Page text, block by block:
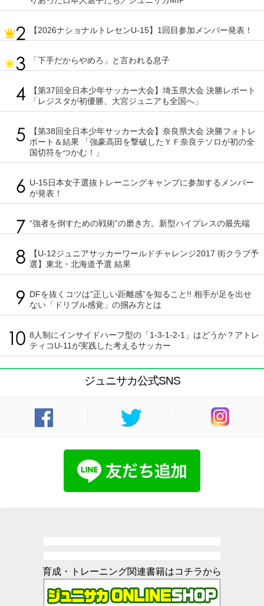
【2026ナショナルトレセンU-15】1回目参加メンバー発表！
「下手だからやめろ」と言われる息子
【第37回全日本少年サッカー大会】埼玉県大会 決勝レポート
「レジスタが初優勝、大宮ジュニアも全国へ」
【第38回全日本少年サッカー大会】奈良県大会 決勝フォトレ
ポート＆結果 「強豪高田を撃破したＹＦ奈良テソロが初の全
国切符をつかむ！」
U-15日本女子選抜トレーニングキャンプに参加するメンバー
が発表！
“強者を倒すための戦術”の磨き方。新型ハイプレスの最先端
【U-12ジュニアサッカーワールドチャレンジ2017 街クラブ予
選】東北・北海道予選 結果
DFを抜くコツは”正しい距離感”を知ること!! 相手が足を出せ
ない「ドリブル感覚」の掴み方とは
8人制にインサイドハーフ型の「1-3-1-2-1」はどうか？アトレ
ティコU-11が実践した考えるサッカー
ジュニサカ公式SNS
育成・トレーニング関連書籍はコチラから